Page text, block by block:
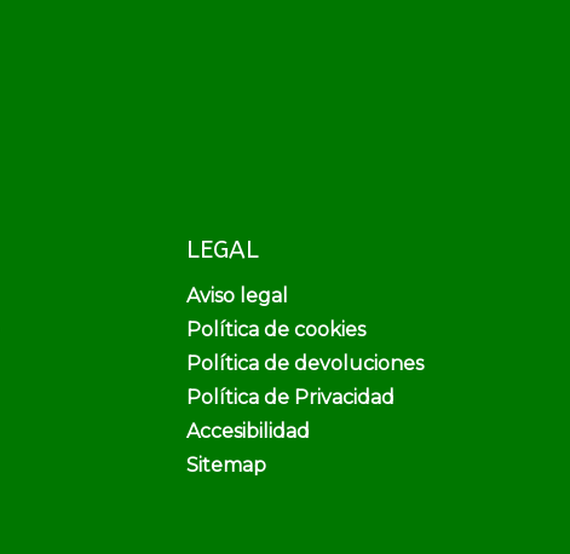
LEGAL
Aviso legal
Política de cookies
Política de devoluciones
Política de Privacidad
Accesibilidad
Sitemap